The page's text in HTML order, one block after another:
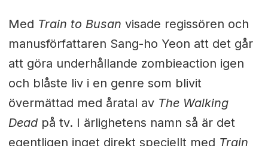
Med Train to Busan visade regissören och
manusförfattaren Sang-ho Yeon att det går
att göra underhållande zombieaction igen
och blåste liv i en genre som blivit
övermättad med åratal av The Walking
Deadpå tv. I ärlighetens namn så är det
egentligen inget direkt speciellt med Train